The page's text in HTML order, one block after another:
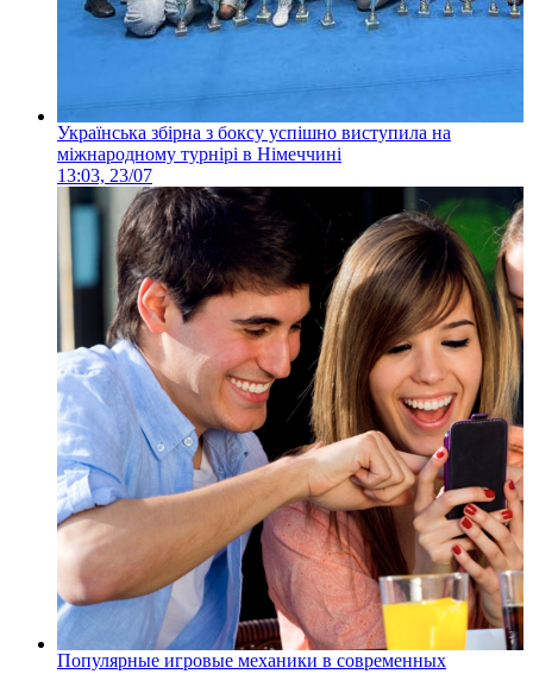
Українська збірна з боксу успішно виступила на
міжнародному турнірі в Німеччині
13:03, 23/07
Популярные игровые механики в современных